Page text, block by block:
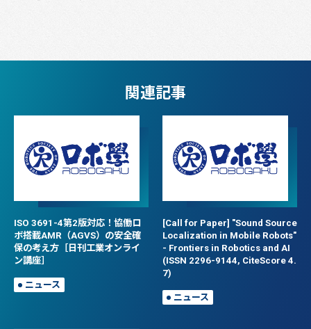
関連記事
ISO 3691-4第2版対応！協働ロ
ボ搭載AMR（AGVS）の安全確
保の考え方［日刊工業オンライ
ン講座］
ニュース
[Call for Paper] "Sound Source
Localization in Mobile Robots"
- Frontiers in Robotics and AI
(ISSN 2296-9144, CiteScore 4.
7)
ニュース